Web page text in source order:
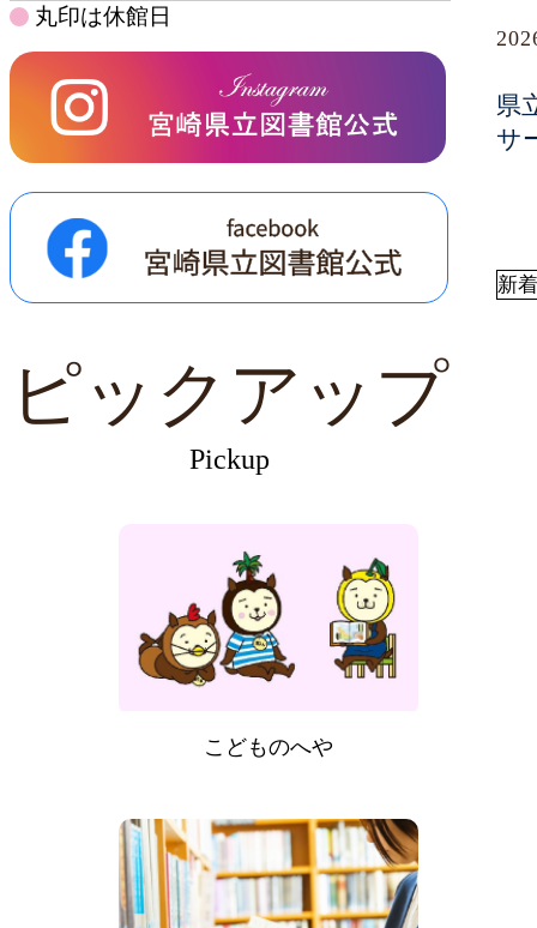
丸印は休館日
県
サ
新
ピックアップ
Pickup
こどものへや